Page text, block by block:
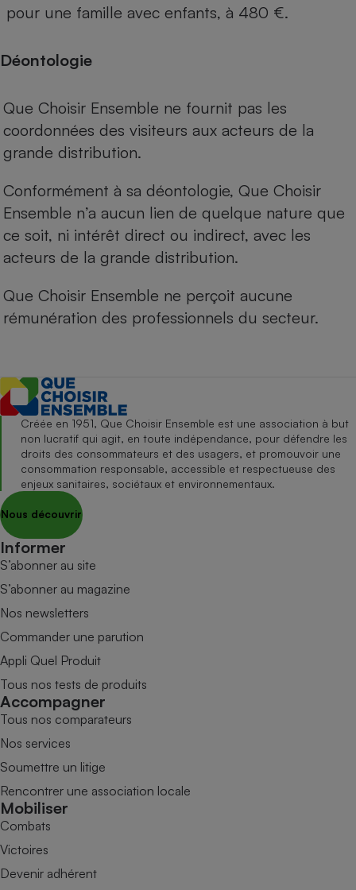
pour une famille avec enfants, à 480 €.
Déontologie
Que Choisir Ensemble ne fournit pas les
coordonnées des visiteurs aux acteurs de la
grande distribution.
Conformément à sa déontologie, Que Choisir
Ensemble n’a aucun lien de quelque nature que
ce soit, ni intérêt direct ou indirect, avec les
acteurs de la grande distribution.
Que Choisir Ensemble ne perçoit aucune
rémunération des professionnels du secteur.
Créée en 1951, Que Choisir Ensemble est une association à but
non lucratif qui agit, en toute indépendance, pour défendre les
droits des consommateurs et des usagers, et promouvoir une
consommation responsable, accessible et respectueuse des
enjeux sanitaires, sociétaux et environnementaux.
Nous découvrir
Informer
S’abonner au site
S’abonner au magazine
Nos newsletters
Commander une parution
Appli Quel Produit
Tous nos tests de produits
Accompagner
Tous nos comparateurs
Nos services
Soumettre un litige
Rencontrer une association locale
Mobiliser
Combats
Victoires
Devenir adhérent